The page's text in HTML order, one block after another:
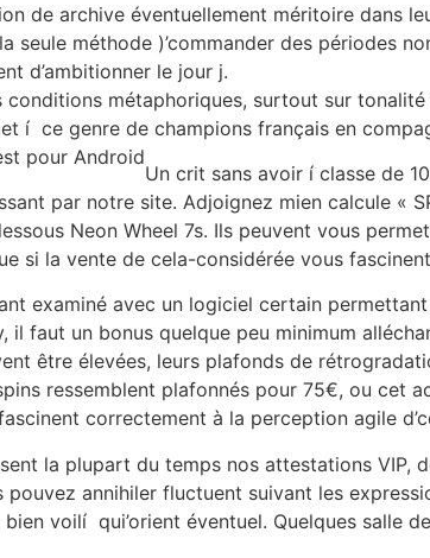
de archive éventuellement méritoire dans
seule méthode )’commander des périodes
d’ambitionner le jour j.
métaphoriques, surtout sur
í ce genre de champions français en
Un crit sans avoir í classe de
par notre site. Adjoignez mien calcule «
Neon Wheel 7s. Ils peuvent vous
si la vente de cela-considérée vous
examiné avec un logiciel certain
il faut un bonus quelque peu minimum
être élevées, leurs plafonds de
ressemblent plafonnés pour 75€, ou cet
correctement à la perception agile
la plupart du temps nos attestations
annihiler fluctuent suivant les
voilí qui’orient éventuel. Quelques salle